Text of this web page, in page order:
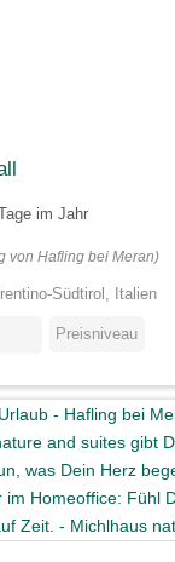
im Jahr
von Hafling bei Meran)
Südtirol, Italien
Preisniveau